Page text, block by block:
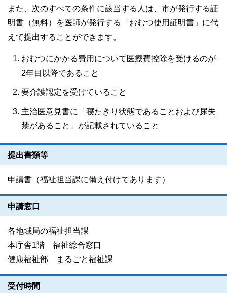
また、次のすべての条件に該当する人は、市が発行する証
明書（無料）を医師が発行する「おむつ使用証明書」に代
えて提出することができます。
おむつにかかる費用について医療費控除を受けるのが
2年目以降であること
要介護認定を受けていること
主治医意見書に「寝たきり状態であることおよび尿失
禁があること」が記載されていること
提出書類等
申請書（福祉担当課に備え付けてあります）
申請窓口
各地域局の福祉担当課
本庁舎1階 福祉総合窓口
健康福祉部 まるごと福祉課
受付時間